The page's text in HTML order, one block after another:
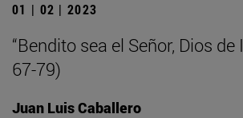
01 | 02 | 2023
“Bendito sea el Señor, Dios de
67-79)
Juan Luis Caballero